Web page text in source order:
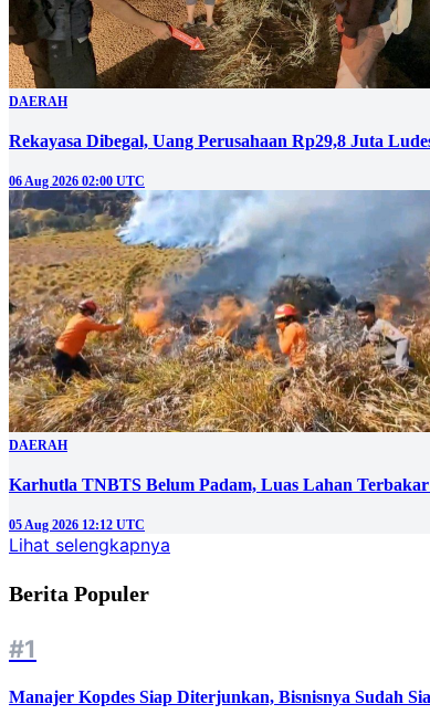
DAERAH
Rekayasa Dibegal, Uang Perusahaan Rp29,8 Juta
06 Aug 2026 02:00 UTC
DAERAH
Karhutla TNBTS Belum Padam, Luas Lahan
05 Aug 2026 12:12 UTC
Lihat selengkapnya
Berita Populer
#1
Manajer Kopdes Siap Diterjunkan, Bisnisnya Sudah